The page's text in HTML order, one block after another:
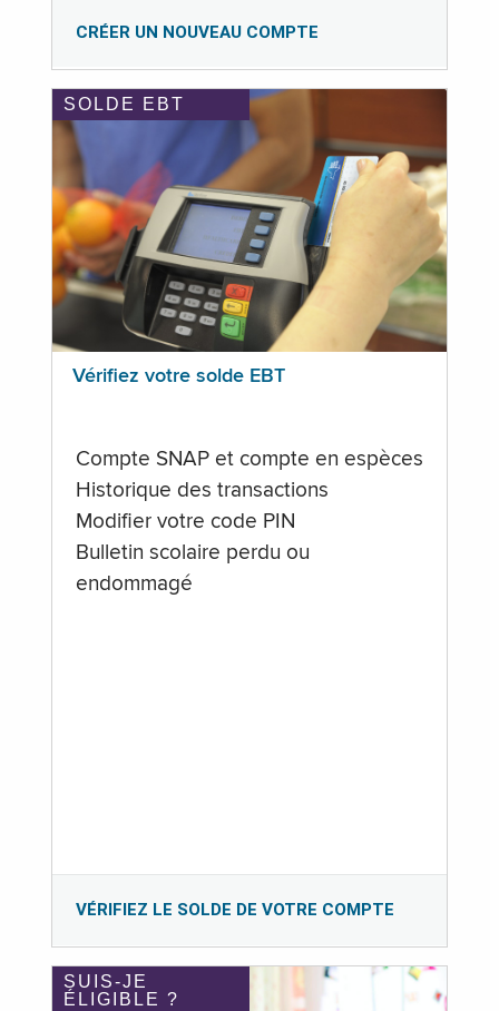
CRÉER UN NOUVEAU COMPTE
SOLDE EBT
Vérifiez votre solde EBT
Compte SNAP et compte en espèces
Historique des transactions
Modifier votre code PIN
Bulletin scolaire perdu ou
endommagé
VÉRIFIEZ LE SOLDE DE VOTRE COMPTE
SUIS-JE
ÉLIGIBLE ?